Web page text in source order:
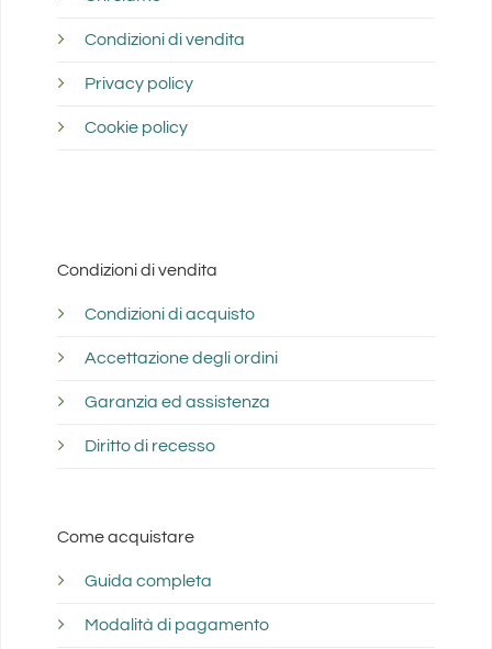
Condizioni di vendita
Privacy policy
Cookie policy
Condizioni di vendita
Condizioni di acquisto
Accettazione degli ordini
Garanzia ed assistenza
Diritto di recesso
Come acquistare
Guida completa
Modalità di pagamento